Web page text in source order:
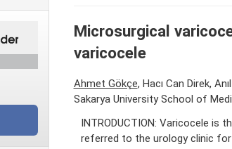
Microsurgical
varicocele
Ahmet Gökçe, Hacı Can Direk,
Sakarya University School of
INTRODUCTION: Varicocele is
referred to the urology clinic